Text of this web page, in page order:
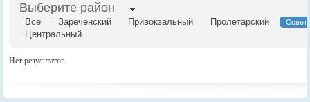
Выберите район
Все Зареченский Привокзальный Пролетарский
Центральный
Нет результатов.